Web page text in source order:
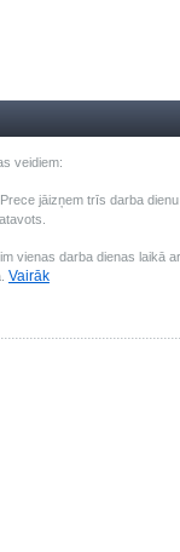
veidiem:
jāizņem trīs darba
vienas darba dienas laikā
Vairāk